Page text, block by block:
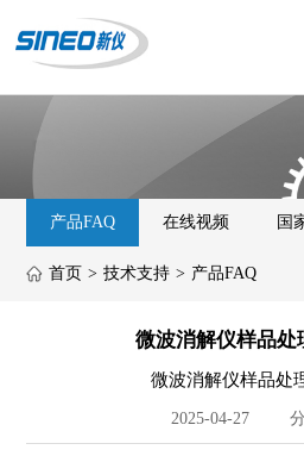
产品FAQ 在线视频 国
首页 > 技术支持 > 产品FAQ
微波消解仪样品处
微波消解仪样品处
2025-04-27